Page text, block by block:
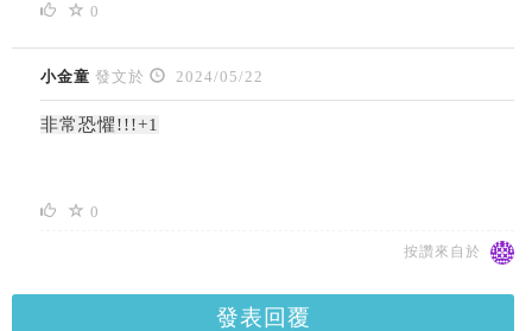
0
小金童 發文於 2024/05/22
非常恐懼!!!+1
0
按讚來自於
發表回覆